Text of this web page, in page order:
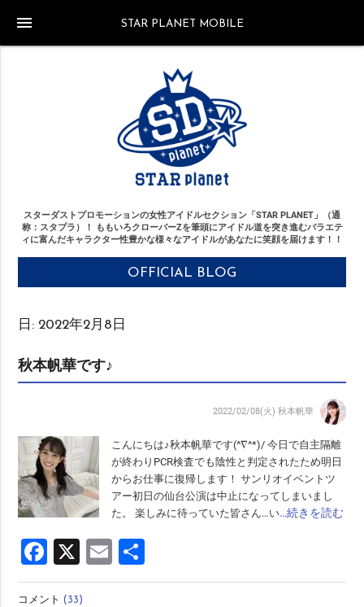
STAR PLANET MOBILE
menu
スターダストプロモーションの女性アイドルセクション「STAR PLANET」（通
称：スタプラ）！
ももいろクローバーZを筆頭にアイドル道を突き進むバラエテ
ィに富んだキャラクター性豊かな様々なアイドルがあなたに笑顔を届けます！！
OFFICIAL BLOG
日: 2022年2月8日
秋本帆華です♪
2022/02/08(火) 秋本帆華
こんにちは♪秋本帆華です(^∇^*)/ 今日で自主隔離
が終わりPCR検査でも陰性と判定されたため明日
からお仕事に復帰します！ サンリオイベントツ
アー初日の仙台公演は中止になってしまいまし
た。 楽しみに待っていた皆さん…い…続きを読む
Facebook
X Email
有
コメント(33)